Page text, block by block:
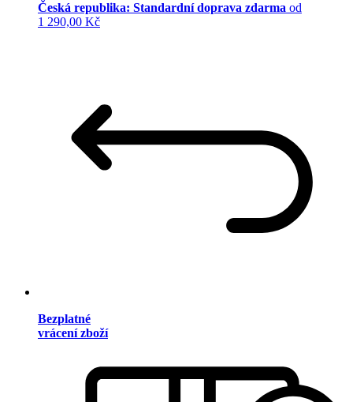
Česká republika: Standardní doprava zdarma od
1 290,00 Kč
Bezplatné
vrácení zboží